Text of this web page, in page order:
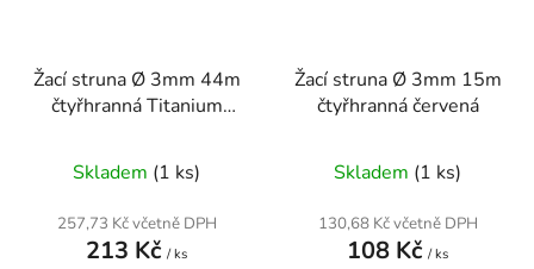
Žací struna Ø 3mm 44m
čtyřhranná Titanium
Skladem (1 ks)
257,73 Kč včetně DPH
213 Kč / ks
Žací struna Ø 3mm 15m
čtyřhranná červená
Skladem (1 ks)
130,68 Kč včetně DPH
108 Kč / ks